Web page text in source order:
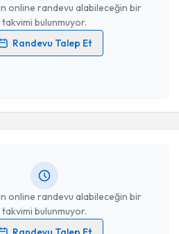
online randevu alabileceğin bir
takvimi bulunmuyor.
Randevu Talep Et
işlenmesine ilişkinAydınlatma Metni
Talebini Gönder
online randevu alabileceğin bir
takvimi bulunmuyor.